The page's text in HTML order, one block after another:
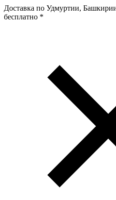
Доставка по Удмуртии,
бесплатно *